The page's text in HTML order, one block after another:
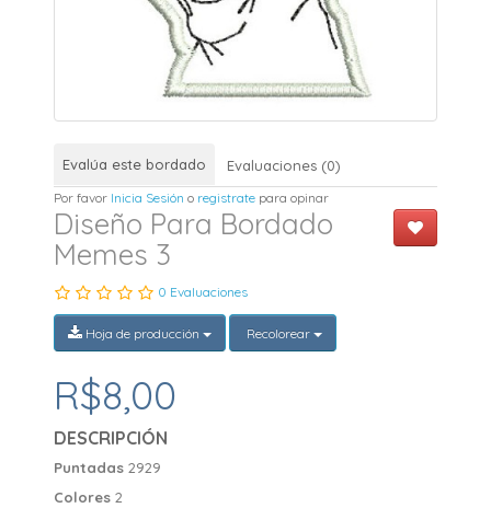
Evalúa este bordado Evaluaciones (0)
Por favor Inicia Sesión o registrate para opinar
Diseño Para Bordado
Memes 3
0 Evaluaciones
Hoja de producción Recolorear
R$8,00
DESCRIPCIÓN
Puntadas2929
Colores2